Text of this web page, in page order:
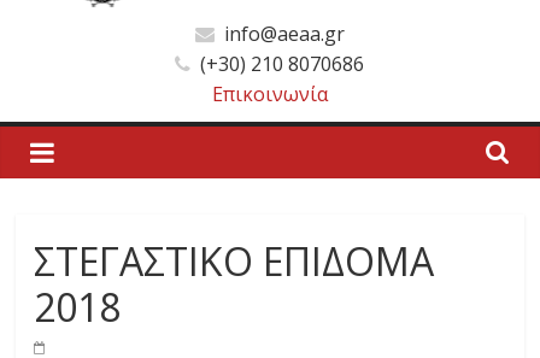
Ανώτατη
Εκκλησιαστική
Ακαδημία
Αθηνών
Εκκλησιαστική
Ακαδημία
info@aeaa.gr
(+30) 210 8070686
Επικοινωνία
ΣΤΕΓΑΣΤΙΚΟ ΕΠΙΔΟΜΑ
2018